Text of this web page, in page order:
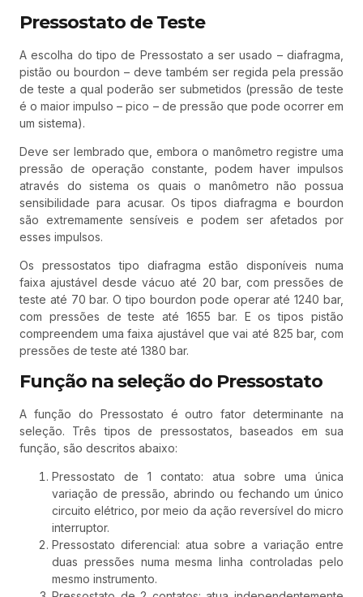
Pressostato de Teste
A escolha do tipo de Pressostato a ser usado – diafragma,
pistão ou bourdon – deve também ser regida pela pressão
de teste a qual poderão ser submetidos (pressão de teste
é o maior impulso – pico – de pressão que pode ocorrer em
um sistema).
Deve ser lembrado que, embora o manômetro registre uma
pressão de operação constante, podem haver impulsos
através do sistema os quais o manômetro não possua
sensibilidade para acusar. Os tipos diafragma e bourdon
são extremamente sensíveis e podem ser afetados por
esses impulsos.
Os pressostatos tipo diafragma estão disponíveis numa
faixa ajustável desde vácuo até 20 bar, com pressões de
teste até 70 bar. O tipo bourdon pode operar até 1240 bar,
com pressões de teste até 1655 bar. E os tipos pistão
compreendem uma faixa ajustável que vai até 825 bar, com
pressões de teste até 1380 bar.
Função na seleção do Pressostato
A função do Pressostato é outro fator determinante na
seleção. Três tipos de pressostatos, baseados em sua
função, são descritos abaixo:
Pressostato de 1 contato: atua sobre uma única
variação de pressão, abrindo ou fechando um único
circuito elétrico, por meio da ação reversível do micro
interruptor.
Pressostato diferencial: atua sobre a variação entre
duas pressões numa mesma linha controladas pelo
mesmo instrumento.